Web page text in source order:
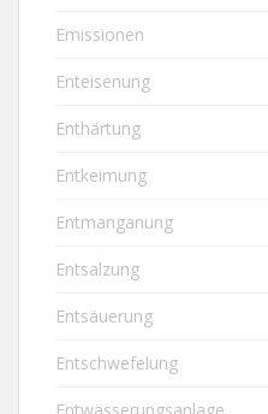
Emissionen
Enteisenung
Enthärtung
Entkeimung
Entmanganung
Entsalzung
Entsäuerung
Entschwefelung